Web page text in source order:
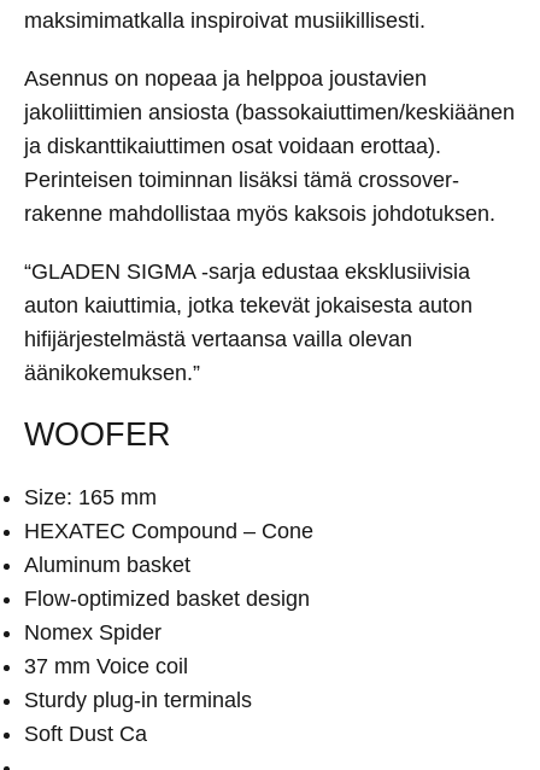
maksimimatkalla inspiroivat musiikillisesti.
Asennus on nopeaa ja helppoa joustavien
jakoliittimien ansiosta (bassokaiuttimen/keskiäänen
ja diskanttikaiuttimen osat voidaan erottaa).
Perinteisen toiminnan lisäksi tämä crossover-
rakenne mahdollistaa myös kaksois johdotuksen.
“GLADEN SIGMA -sarja edustaa eksklusiivisia
auton kaiuttimia, jotka tekevät jokaisesta auton
hifijärjestelmästä vertaansa vailla olevan
äänikokemuksen.”
WOOFER
Size: 165 mm
HEXATEC Compound – Cone
Aluminum basket
Flow-optimized basket design
Nomex Spider
37 mm Voice coil
Sturdy plug-in terminals
Soft Dust Ca